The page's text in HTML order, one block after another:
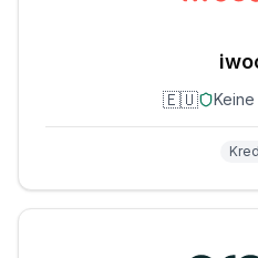
🇪🇺